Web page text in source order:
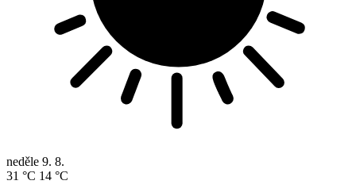
neděle 9. 8.
31 °C 14 °C